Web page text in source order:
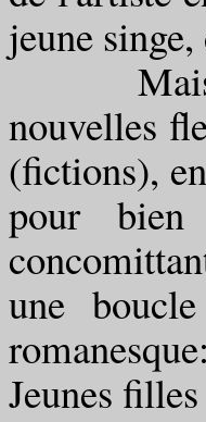
jeune
Mais si
nouvelles
(fictions),
pour
une
romanesque:
Jeunes filles